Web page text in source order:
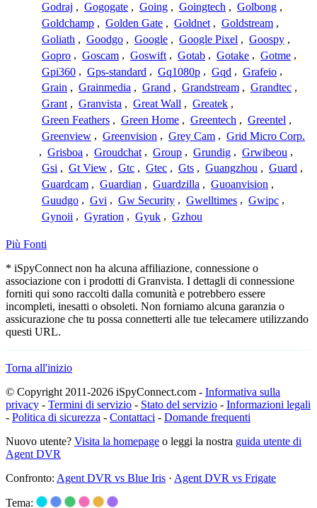
Godraj , Gogogate , Going , Goingtech , Golbong ,
Goldchamp , Golden Gate , Goldnet , Goldstream ,
Goliath , Goodgo , Google , Google Pixel , Goospy ,
Gopro , Goscam , Goswift , Gotab , Gotake , Gotme ,
Gpi360 , Gps-standard , Gq1080p , Gqd , Grafeio ,
Grain , Grainmedia , Grand , Grandstream , Grandtec ,
Grant , Granvista , Great Wall , Greatek ,
Green Feathers , Green Home , Greentech , Greentel ,
Greenview , Greenvision , Grey Cam , Grid Micro Corp.
, Grisboa , Groudchat , Group , Grundig , Grwibeou ,
Gsi , Gt View , Gtc , Gtec , Gts , Guangzhou , Guard ,
Guardcam , Guardian , Guardzilla , Guoanvision ,
Guudgo , Gvi , Gw Security , Gwelltimes , Gwipc ,
Gynoii , Gyration , Gyuk , Gzhou
Più Fonti
* iSpyConnect non ha alcuna affiliazione, connessione o
associazione con i prodotti di Granvista. I dettagli di connessione
forniti qui sono raccolti dalla comunità e potrebbero essere
incompleti, inesatti o obsoleti. Non forniamo alcuna garanzia o
assicurazione che tu possa connetterti alle tue telecamere utilizzando
questi URL.
Torna all'inizio
© Copyright 2011-2026 iSpyConnect.com - Informativa sulla
privacy - Termini di servizio - Stato del servizio - Informazioni legali
- Politica di sicurezza - Contattaci - Domande frequenti
Nuovo utente? Visita la homepage o leggi la nostra guida utente di
Agent DVR
Confronto: Agent DVR vs Blue Iris · Agent DVR vs Frigate
Tema: